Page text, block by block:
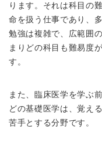
ります。それは科目の
命を扱う仕事であり、
勉強は複雑で、広範囲
まりどの科目も難易度
す。
また、臨床医学を学ぶ
どの基礎医学は、覚え
苦手とする分野です。